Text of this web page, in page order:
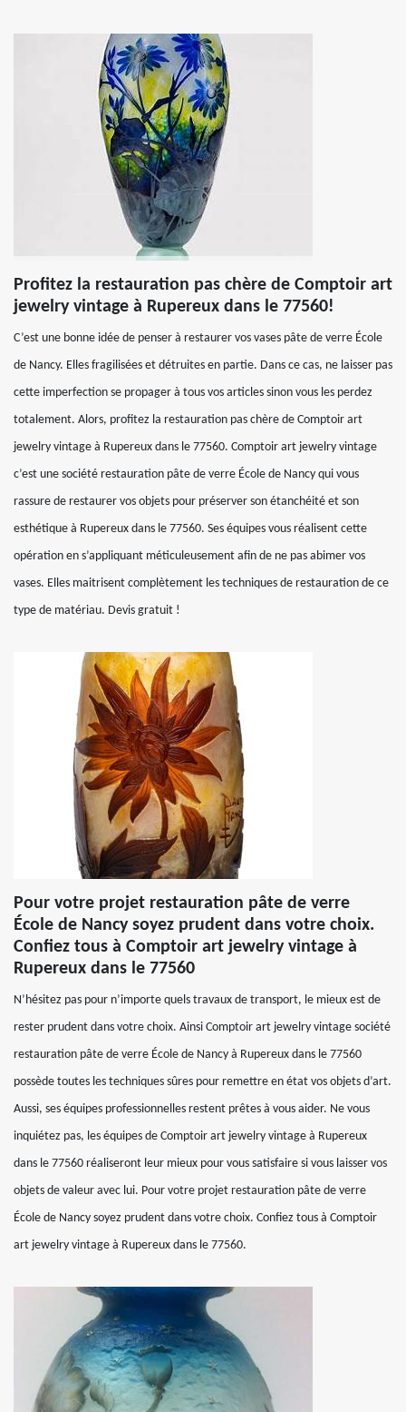
Profitez la restauration pas chère de Comptoir art
jewelry vintage à Rupereux dans le 77560!
C’est une bonne idée de penser à restaurer vos vases pâte de verre École
de Nancy. Elles fragilisées et détruites en partie. Dans ce cas, ne laisser pas
cette imperfection se propager à tous vos articles sinon vous les perdez
totalement. Alors, profitez la restauration pas chère de Comptoir art
jewelry vintage à Rupereux dans le 77560. Comptoir art jewelry vintage
c’est une société restauration pâte de verre École de Nancy qui vous
rassure de restaurer vos objets pour préserver son étanchéité et son
esthétique à Rupereux dans le 77560. Ses équipes vous réalisent cette
opération en s’appliquant méticuleusement afin de ne pas abimer vos
vases. Elles maitrisent complètement les techniques de restauration de ce
type de matériau. Devis gratuit !
Pour votre projet restauration pâte de verre
École de Nancy soyez prudent dans votre choix.
Confiez tous à Comptoir art jewelry vintage à
Rupereux dans le 77560
N’hésitez pas pour n’importe quels travaux de transport, le mieux est de
rester prudent dans votre choix. Ainsi Comptoir art jewelry vintage société
restauration pâte de verre École de Nancy à Rupereux dans le 77560
possède toutes les techniques sûres pour remettre en état vos objets d’art.
Aussi, ses équipes professionnelles restent prêtes à vous aider. Ne vous
inquiétez pas, les équipes de Comptoir art jewelry vintage à Rupereux
dans le 77560 réaliseront leur mieux pour vous satisfaire si vous laisser vos
objets de valeur avec lui. Pour votre projet restauration pâte de verre
École de Nancy soyez prudent dans votre choix. Confiez tous à Comptoir
art jewelry vintage à Rupereux dans le 77560.